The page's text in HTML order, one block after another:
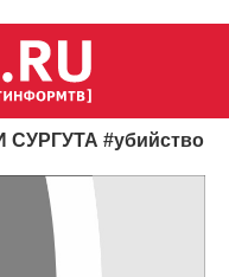
СУРГУТА #убийство